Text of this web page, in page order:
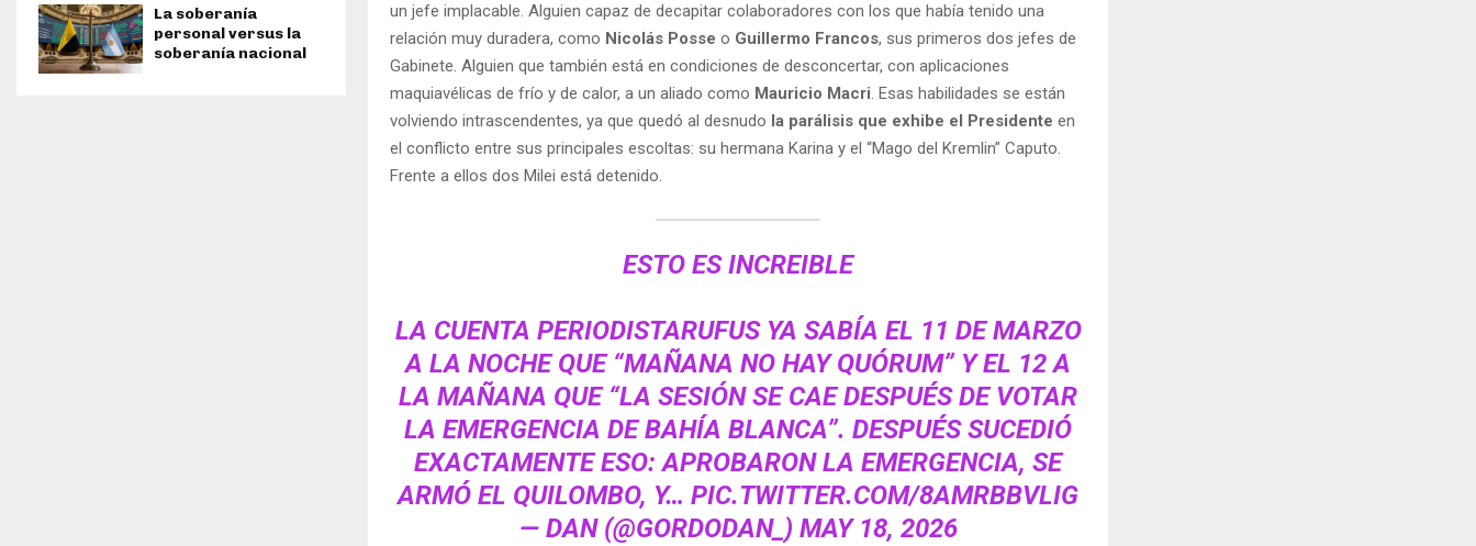
un jefe implacable. Alguien capaz de decapitar colaboradores con los que había tenido una
relación muy duradera, como Nicolás Posse o Guillermo Francos, sus primeros dos jefes de
Gabinete. Alguien que también está en condiciones de desconcertar, con aplicaciones
maquiavélicas de frío y de calor, a un aliado como Mauricio Macri. Esas habilidades se están
volviendo intrascendentes, ya que quedó al desnudo la parálisis que exhibe el Presidente en
el conflicto entre sus principales escoltas: su hermana Karina y el “Mago del Kremlin” Caputo.
Frente a ellos dos Milei está detenido.
ESTO ES INCREIBLE
LA CUENTA PERIODISTARUFUS YA SABÍA EL 11 DE MARZO
A LA NOCHE QUE “MAÑANA NO HAY QUÓRUM” Y EL 12 A
LA MAÑANA QUE “LA SESIÓN SE CAE DESPUÉS DE VOTAR
LA EMERGENCIA DE BAHÍA BLANCA”. DESPUÉS SUCEDIÓ
EXACTAMENTE ESO: APROBARON LA EMERGENCIA, SE
ARMÓ EL QUILOMBO, Y… PIC.TWITTER.COM/8AMRBBVLIG
— DAN (@GORDODAN_) MAY 18, 2026
La soberanía
personal versus la
soberanía nacional